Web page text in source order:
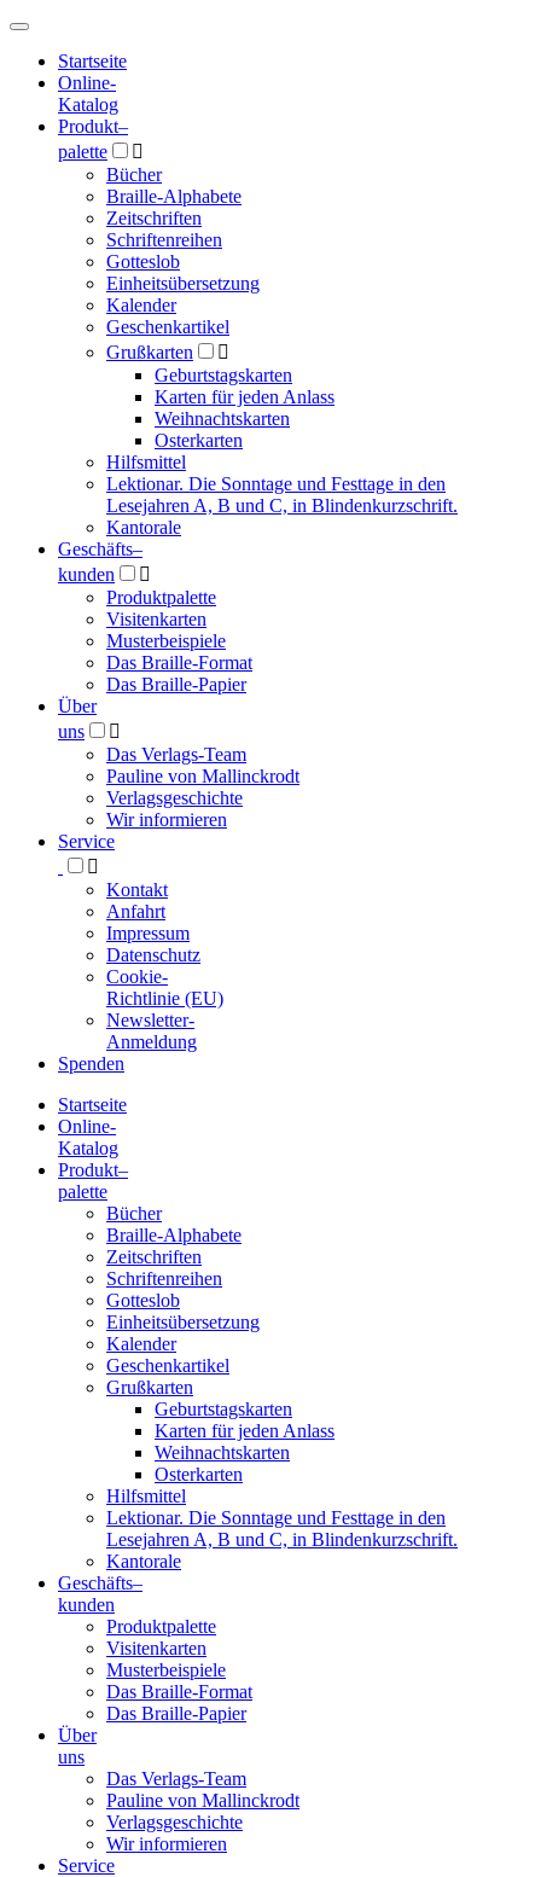
Hauptmenü
Hauptmenü
Startseite
Online-
Katalog
Produkt–
palette

Bücher
Braille-Alphabete
Zeitschriften
Schriftenreihen
Gotteslob
Einheitsübersetzung
Kalender
Geschenkartikel
Grußkarten

Geburtstagskarten
Karten für jeden Anlass
Weihnachtskarten
Osterkarten
Hilfsmittel
Lektionar. Die Sonntage und Festtage in den
Lesejahren A, B und C, in Blindenkurzschrift.
Kantorale
Geschäfts­–
kunden

Produktpalette
Visitenkarten
Musterbeispiele
Das Braille-Format
Das Braille-Papier
Über
uns

Das Verlags-Team
Pauline von Mallinckrodt
Verlagsgeschichte
Wir informieren
Service

Kontakt
Anfahrt
Impressum
Datenschutz
Cookie-
Richtlinie (EU)
Newsletter-
Anmeldung
Spenden
Blindenschrift-
Verlag
Druckerei
gGmbH
Startseite
Online-
Katalog
Produkt–
palette
Bücher
Braille-Alphabete
Zeitschriften
Schriftenreihen
Gotteslob
Einheitsübersetzung
Kalender
Geschenkartikel
Grußkarten
Geburtstagskarten
Karten für jeden Anlass
Weihnachtskarten
Osterkarten
Hilfsmittel
Lektionar. Die Sonntage und Festtage in den
Lesejahren A, B und C, in Blindenkurzschrift.
Kantorale
Geschäfts­–
kunden
Produktpalette
Visitenkarten
Musterbeispiele
Das Braille-Format
Das Braille-Papier
Über
uns
Das Verlags-Team
Pauline von Mallinckrodt
Verlagsgeschichte
Wir informieren
Service